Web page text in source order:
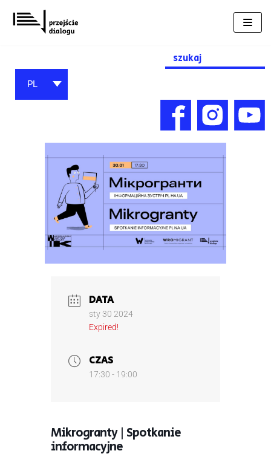
Przejdź
do
Search
for:
PL
DATA
sty 30 2024
Expired!
CZAS
17:30 - 19:00
Mikrogranty | Spotkanie
informacyjne